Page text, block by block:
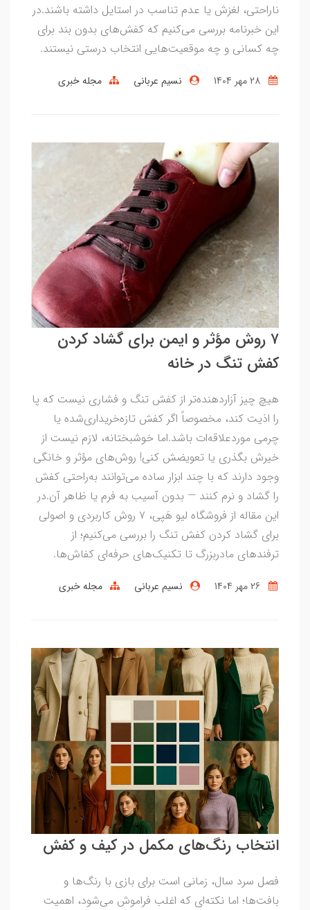
ناراحتی، لغزش یا عدم تناسب در استایل داشته باشند.در
این خبرنامه بررسی می‌کنیم که کفش‌های بدون بند برای
چه کسانی و چه موقعیت‌هایی انتخاب درستی نیستند.
نسیم عربانی مجله خبری
۷ روش مؤثر و ایمن برای گشاد کردن
کفش تنگ در خانه
هیچ چیز آزاردهنده‌تر از کفش تنگ و فشاری نیست که پا
را اذیت کند، مخصوصاً اگر کفش تازه‌خریداری‌شده یا
چرمی موردعلاقه‌ات باشد.اما خوشبختانه، لازم نیست از
خیرش بگذری یا تعویضش کنی! روش‌های مؤثر و خانگی
وجود دارند که با چند ابزار ساده می‌توانند به‌راحتی کفش
را گشاد و نرم کنند — بدون آسیب به فرم یا ظاهر آن.در
این مقاله از فروشگاه لیو هَپی، ۷ روش کاربردی و اصولی
برای گشاد کردن کفش تنگ را بررسی می‌کنیم؛ از
ترفندهای مادربزرگ تا تکنیک‌های حرفه‌ای کفاش‌ها.
نسیم عربانی مجله خبری
انتخاب رنگ‌های مکمل در کیف و کفش
فصل سرد سال، زمانی است برای بازی با رنگ‌ها و
بافت‌ها؛ اما نکته‌ای که اغلب فراموش می‌شود، اهمیت